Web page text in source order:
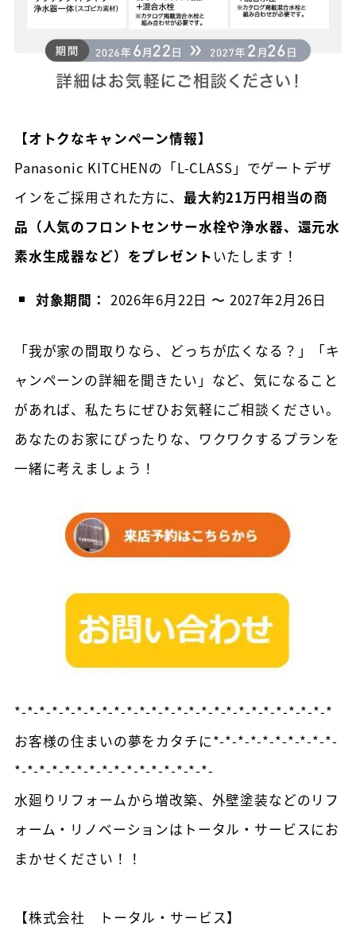
【オトクなキャンペーン情報】
Panasonic KITCHENの「L-CLASS」でゲートデザ
インをご採用された方に、 最大約21万円相当の商
品（人気のフロントセンサー水栓や浄水器、還元水
素水生成器など）をプレゼント いたします！
対象期間： 2026年6月22日 〜 2027年2月26日
「我が家の間取りなら、どっちが広くなる？」「キ
ャンペーンの詳細を聞きたい」など、気になること
があれば、私たちにぜひお気軽にご相談ください。
あなたのお家にぴったりな、ワクワクするプランを
一緒に考えましょう！
*-*-*-*-*-*-*-*-*-*-*-*-*-*-*-*-*-*-*-*-*-*-*-*-*-*
お客様の住まいの夢をカタチに*-*-*-*-*-*-*-*-*-*-
*-*-*-*-*-*-*-*-*-*-*-*-*-*-*-*-
水廻りリフォームから増改築、外壁塗装などのリフ
ォーム・リノベーションはトータル・サービスにお
まかせください！！
【株式会社 トータル・サービス】